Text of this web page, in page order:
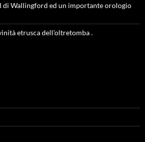
di Wallingford ed un importante orologio
etrusca dell’oltretomba .